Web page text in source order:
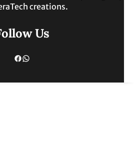
creations.
Us
Facebook
WhatsApp